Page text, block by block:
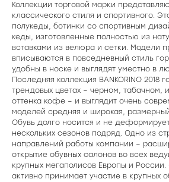
Коллекции торговой марки
классического стиля и спортивного.
полукеды, ботинки со спортивным
кеды, изготовленные полностью из
вставками из велюра и сетки. Модели
вписываются в повседневный стиль
удобны в носке и выглядят уместно в
Последняя коллекция BANKORINO 2018
трендовых цветах – черном, табачном,
оттенка кофе – и выглядит очень
моделей средняя и широкая,
Обувь долго носится и не
нескольких сезонов подряд. Одно из
направлений работы компании –
открытие обувных салонов во всех
крупных мегаполисов Европы и России.
активно принимает участие в крупных